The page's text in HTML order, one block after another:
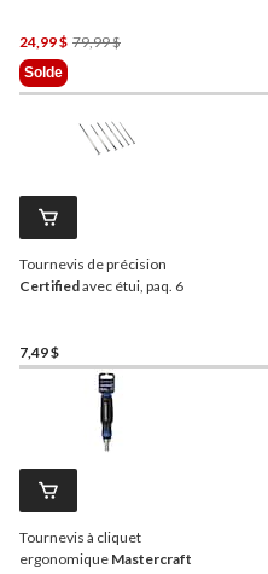
24,99 $ 79,99 $Prix
79,99 $
Solde
Tournevis de précision
Certifiedavec étui, paq. 6
7,49 $
Tournevis à cliquet
ergonomique Mastercraft